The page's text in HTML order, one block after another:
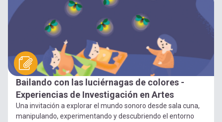
Bailando con las luciérnagas de colores -
Experiencias de Investigación en Artes
Una invitación a explorar el mundo sonoro desde sala cuna,
manipulando, experimentando y descubriendo el entorno